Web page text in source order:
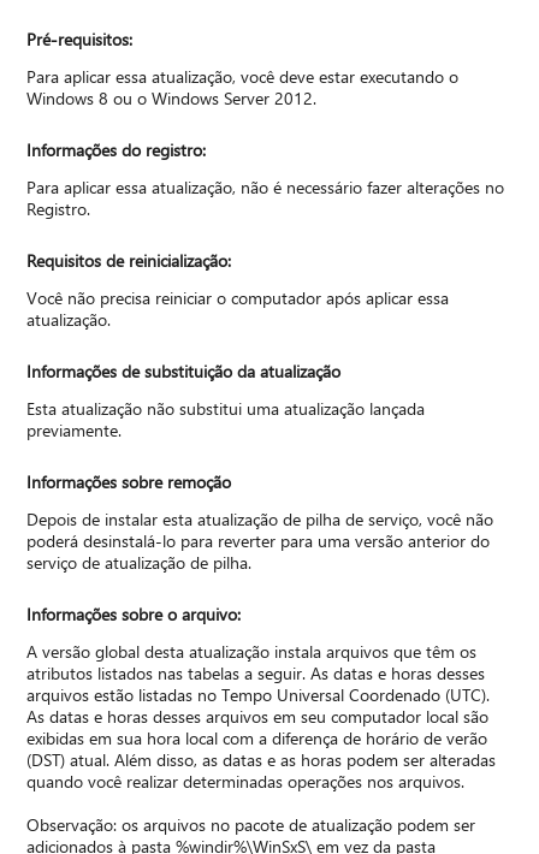
Pré-requisitos:
Para aplicar essa atualização, você deve estar executando o
Windows 8 ou o Windows Server 2012.
Informações do registro:
Para aplicar essa atualização, não é necessário fazer alterações no
Registro.
Requisitos de reinicialização:
Você não precisa reiniciar o computador após aplicar essa
atualização.
Informações de substituição da atualização
Esta atualização não substitui uma atualização lançada
previamente.
Informações sobre remoção
Depois de instalar esta atualização de pilha de serviço, você não
poderá desinstalá-lo para reverter para uma versão anterior do
serviço de atualização de pilha.
Informações sobre o arquivo:
A versão global desta atualização instala arquivos que têm os
atributos listados nas tabelas a seguir. As datas e horas desses
arquivos estão listadas no Tempo Universal Coordenado (UTC).
As datas e horas desses arquivos em seu computador local são
exibidas em sua hora local com a diferença de horário de verão
(DST) atual. Além disso, as datas e as horas podem ser alteradas
quando você realizar determinadas operações nos arquivos.
Observação: os arquivos no pacote de atualização podem ser
adicionados à pasta %windir%\WinSxS\ em vez da pasta